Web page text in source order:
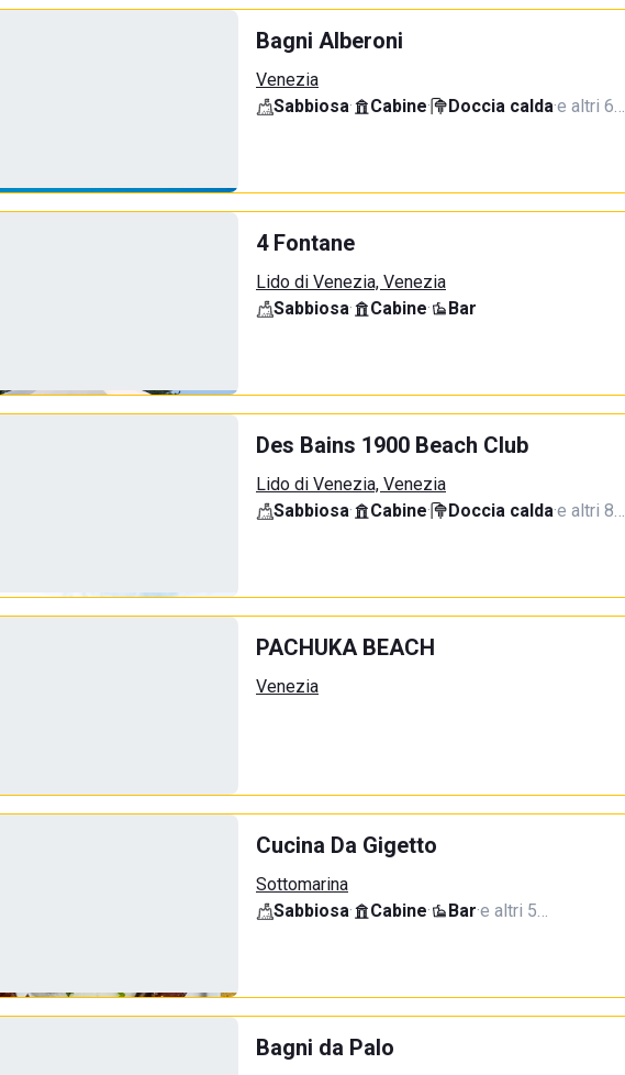
Bagni Alberoni
Venezia
Sabbiosa· Cabine· Doccia calda·e altri 6…
4 Fontane
Lido di Venezia, Venezia
Sabbiosa· Cabine·
Bar
Des Bains 1900 Beach Club
Lido di Venezia, Venezia
Sabbiosa· Cabine· Doccia calda·e altri 8…
PACHUKA BEACH
Venezia
Cucina Da Gigetto
Sottomarina
Sabbiosa· Cabine· Bar·e altri 5…
Bagni da Palo